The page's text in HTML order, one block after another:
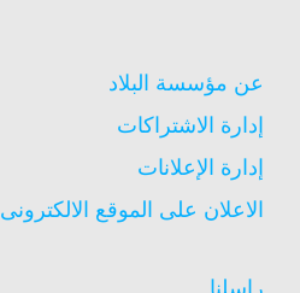
عن مؤسسة البلاد
إدارة الاشتراكات
إدارة الإعلانات
الاعلان على الموقع الالكترونى
راسلنا